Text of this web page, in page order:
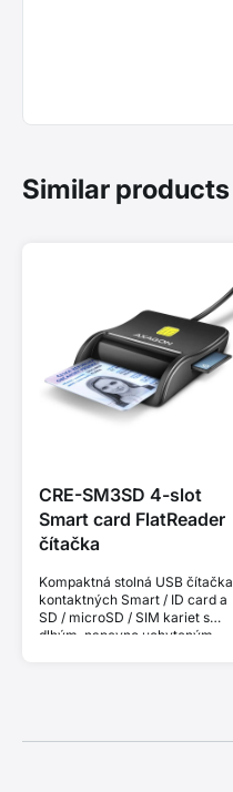
Similar products
CRE-SM3SD 4-slot
Smart card FlatReader
čítačka
Kompaktná stolná USB čítačka
kontaktných Smart / ID card a
SD / microSD / SIM kariet s
dlhým, napevno uchyteným